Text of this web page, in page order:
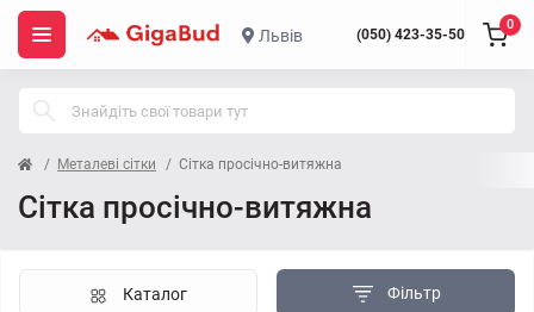
Львів (050) 423-35-50
0
Металеві сітки Сітка просічно-витяжна
Сітка просічно-витяжна
Фільтр
Каталог